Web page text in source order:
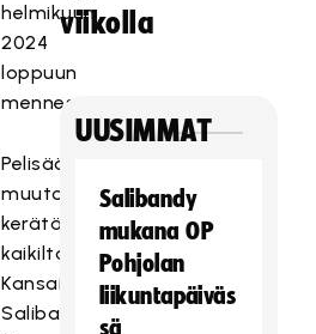
helmikuun
2024
loppuun
mennessä.
Pelisääntöjen
muutosehdotuksia
kerätään
kaikilta
Kansainvälisen
Salibandyliiton
viikolla
UUSIMMAT
Salibandy
mukana OP
Pohjolan
liikuntapäiväs
sä